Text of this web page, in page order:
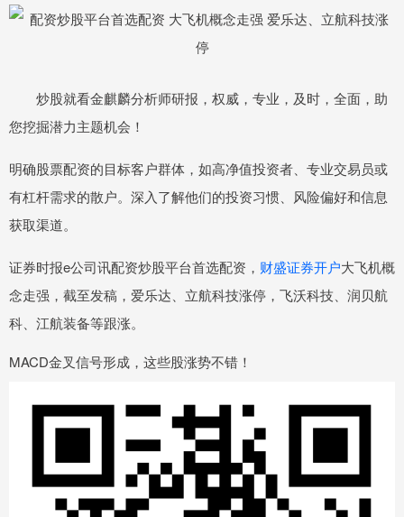
炒股就看金麒麟分析师研报，权威，专业，及时，全面，助
您挖掘潜力主题机会！
明确股票配资的目标客户群体，如高净值投资者、专业交易员或
有杠杆需求的散户。深入了解他们的投资习惯、风险偏好和信息
获取渠道。
证券时报e公司讯配资炒股平台首选配资， 财盛证券开户大飞机概
念走强，截至发稿，爱乐达、立航科技涨停，飞沃科技、润贝航
科、江航装备等跟涨。
MACD金叉信号形成，这些股涨势不错！